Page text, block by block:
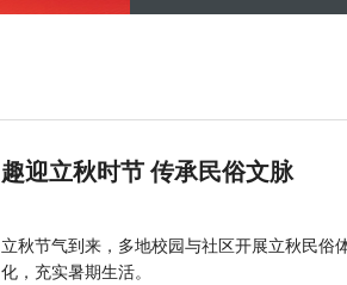
趣迎立秋时节 传承民俗文脉
立秋节气到来，多地校园与社区开展立秋民俗
化，充实暑期生活。